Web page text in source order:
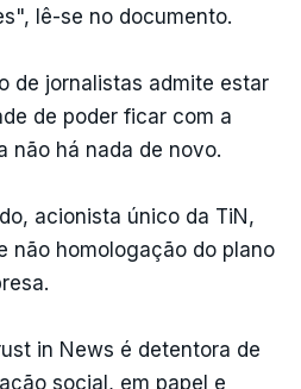
lê-se no documento.
de jornalistas admite estar
de poder ficar com a
não há nada de novo.
acionista único da TiN,
não homologação do plano
in News é detentora de
social, em papel e